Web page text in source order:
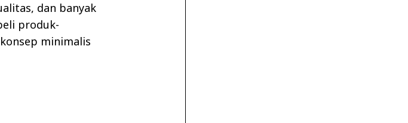
dan banyak
produk-
minimalis